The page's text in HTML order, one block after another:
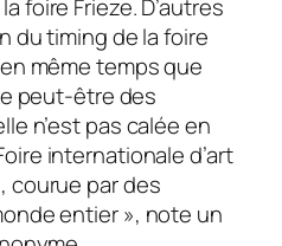
foire Frieze. D’autres
du timing de la foire
même temps que
peut-être des
n’est pas calée en
internationale d’art
courue par des
entier», note un